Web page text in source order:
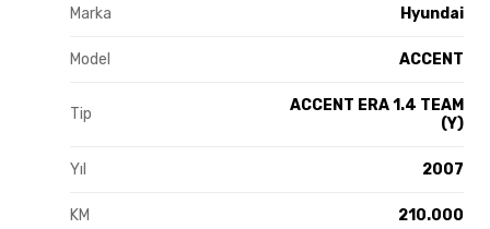
Marka Hyundai
Model ACCENT
Tip
ACCENT ERA 1.4 TEAM
(Y)
Yıl 2007
KM 210.000